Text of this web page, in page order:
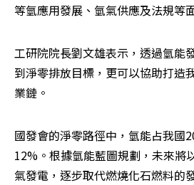
等氫應用發展、氫氣供應及法規等
工研院院長劉文雄表示，透過氫能
到淨零排放目標，更可以協助打造
業鏈。
國發會的淨零路徑中，氫能占我國
12%。根據氫能藍圖規劃，未來將
氣發電，逐步取代燃燒化石燃料的